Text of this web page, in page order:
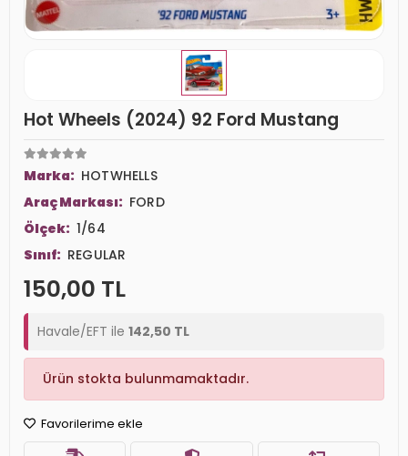
Hot Wheels (2024) 92 Ford Mustang
Marka: HOTWHELLS
Araç Markası: FORD
Ölçek: 1/64
Sınıf: REGULAR
150,00 TL
Havale/EFT ile 142,50 TL
Ürün stokta bulunmamaktadır.
Favorilerime ekle